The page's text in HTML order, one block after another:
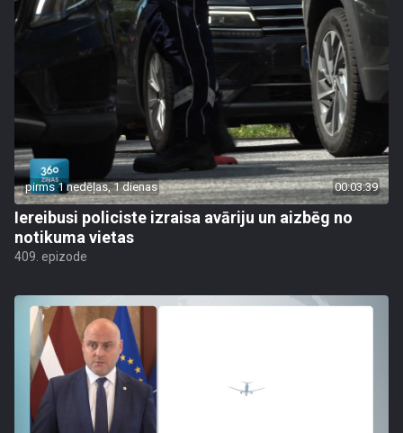
pirms 1 nedēļas, 1 dienas 00:03:39
Iereibusi policiste izraisa avāriju un aizbēg no
notikuma vietas
409. epizode